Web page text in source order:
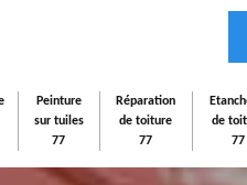
Peinture
sur tuiles
77
Réparation
de toiture
77
de
77